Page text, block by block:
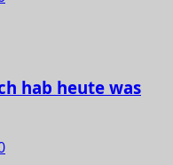
hab heute was